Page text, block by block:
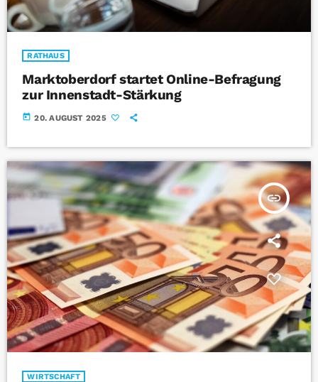
RATHAUS
Marktoberdorf startet Online-Befragung
zur Innenstadt-Stärkung
today 20. AUGUST 2025
insert_link
WIRTSCHAFT